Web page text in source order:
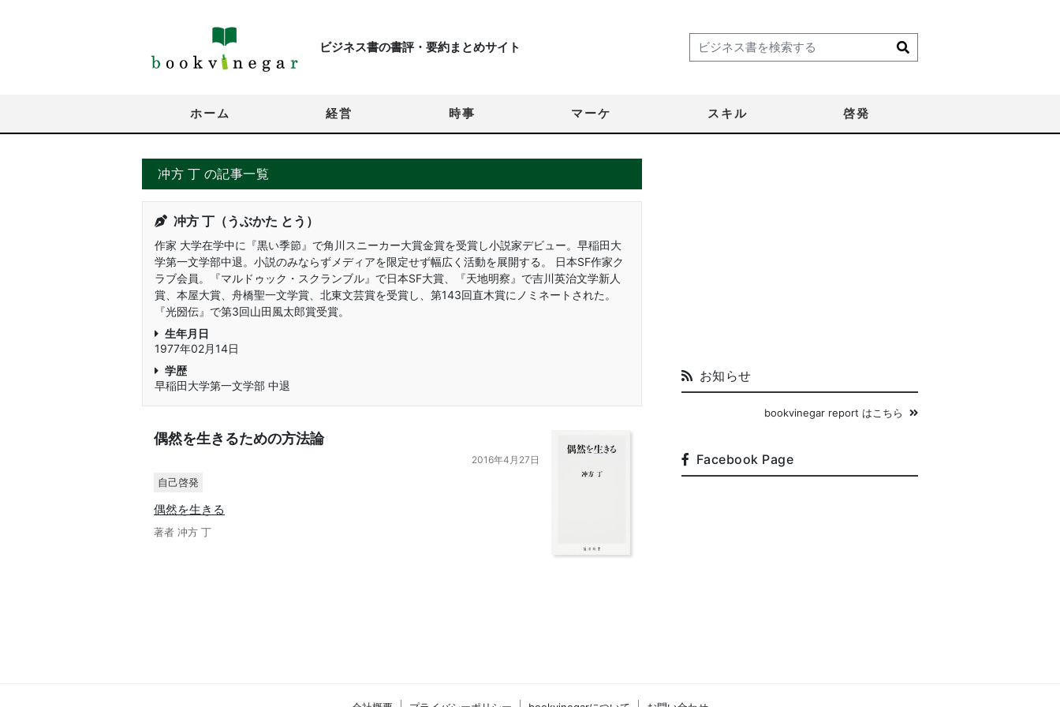
ビジネス書の書評・要約まとめサイト
ホーム 経営 時事 マーケ スキル 啓発
冲方 丁 の記事一覧
冲方 丁（うぶかた とう）
作家 大学在学中に『黒い季節』で角川スニーカー大賞金賞を受賞し小説家デビュー。早稲田大
学第一文学部中退。小説のみならずメディアを限定せず幅広く活動を展開する。 日本SF作家ク
ラブ会員。『マルドゥック・スクランブル』で日本SF大賞、『天地明察』で吉川英治文学新人
賞、本屋大賞、舟橋聖一文学賞、北東文芸賞を受賞し、第143回直木賞にノミネートされた。
『光圀伝』で第3回山田風太郎賞受賞。
生年月日
1977年02月14日
学歴
早稲田大学第一文学部 中退
偶然を生きるための方法論
2016年4月27日
自己啓発
偶然を生きる
著者 冲方 丁
お知らせ
bookvinegar report はこちら
Facebook Page